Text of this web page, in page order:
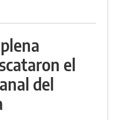
el
del